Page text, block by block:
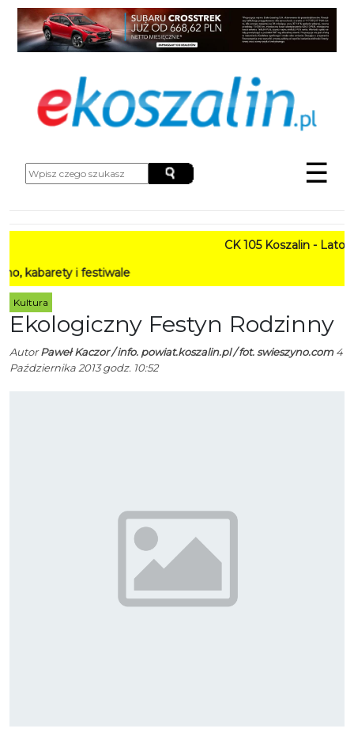
☰
CK 105 Koszalin - Lato w
i festiwale
Kultura
Ekologiczny Festyn Rodzinny
AutorPaweł Kaczor / info. powiat.koszalin.pl / fot. swieszyno.com4
Października 2013 godz. 10:52